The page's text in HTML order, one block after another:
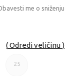
me o sniženju
Odredi veličinu
25